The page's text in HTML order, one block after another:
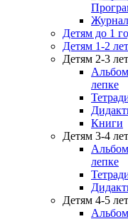
Детям до 1
Детям 1-2 лет
Детям 2-3 лет
лепке
Книги
Детям 3-4 лет
лепке
Детям 4-5 лет